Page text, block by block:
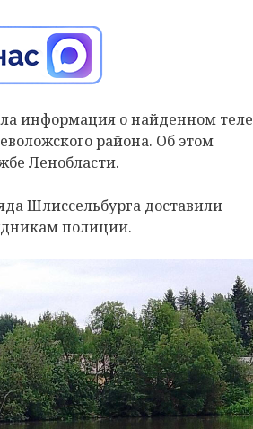
информация о найденном теле
района. Об этом
Ленобласти.
Шлиссельбурга доставили
полиции.